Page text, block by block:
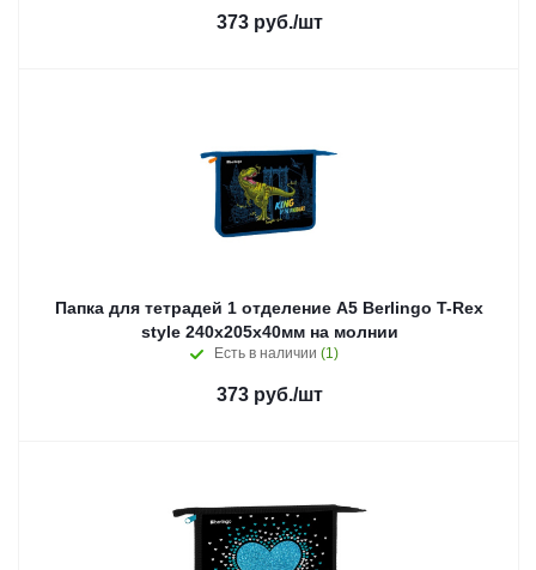
373руб./шт
Папка для тетрадей 1 отделение А5 Berlingo T-Rex
style 240х205х40мм на молнии
Есть в наличии (1)
373руб./шт